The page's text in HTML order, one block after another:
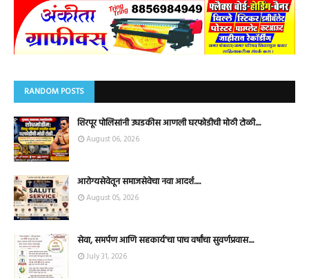
RANDOM POSTS
शिरपूर पोलिसांनी उघडकीस आणली घरफोडीची मोठी टोळी....
August 06, 2026
आरोग्यसेवेतून समाजसेवेचा नवा आदर्श.....
August 05, 2026
सेवा, समर्पण आणि सहकार्य'चा पाच वर्षांचा सुवर्णप्रवास....
July 31, 2026